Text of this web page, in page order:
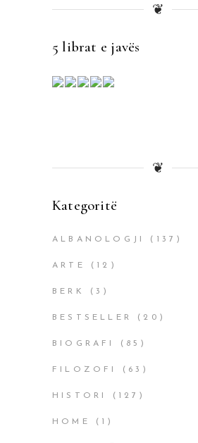
❦
5 librat e javës
❦
Kategoritë
ALBANOLOGJI (137)
ARTE (12)
BERK (3)
BESTSELLER (20)
BIOGRAFI (85)
FILOZOFI (63)
HISTORI (127)
HOME (1)